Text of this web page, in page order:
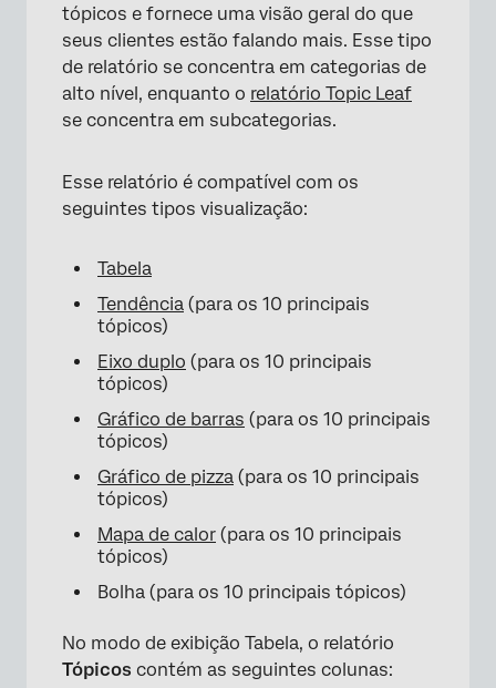
×
tópicos e fornece uma visão geral do que
seus clientes estão falando mais. Esse tipo
de relatório se concentra em categorias de
alto nível, enquanto o relatório Topic Leaf
se concentra em subcategorias.
Esse relatório é compatível com os
seguintes tipos visualização:
Tabela
Tendência (para os 10 principais
tópicos)
Eixo duplo (para os 10 principais
tópicos)
Gráfico de barras (para os 10 principais
tópicos)
Gráfico de pizza (para os 10 principais
tópicos)
Mapa de calor (para os 10 principais
tópicos)
Bolha (para os 10 principais tópicos)
No modo de exibição Tabela, o relatório
Tópicos contém as seguintes colunas: